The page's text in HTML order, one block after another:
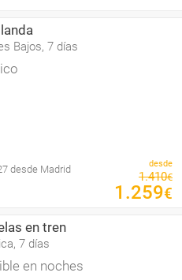
Bajos, 7 días
desde Madrid desde
1.410€
1 .259€
en tren
7 días
en noches